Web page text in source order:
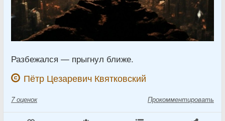
Разбежался — прыгнул ближе.
Пётр Цезаревич Квятковский
7 оценок Прокомментировать